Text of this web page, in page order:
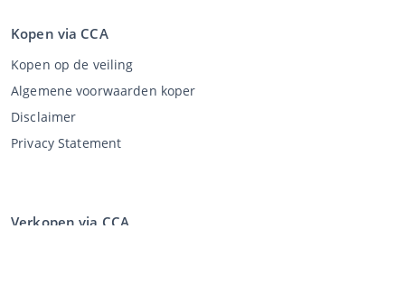
Kopen via CCA
Kopen op de veiling
Algemene voorwaarden koper
Disclaimer
Privacy Statement
Verkopen via CCA